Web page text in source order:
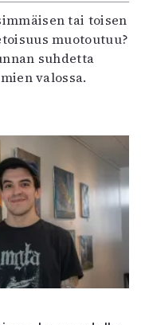
tai toisen
muotoutuu?
suhdetta
valossa.